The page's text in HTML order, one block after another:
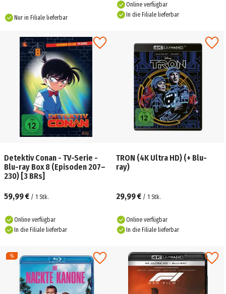
Nur in Filiale lieferbar
Online verfügbar
In die Filiale lieferbar
Detektiv Conan - TV-Serie -
Blu-ray Box 8 (Episoden 207–
230) [3 BRs]
59,99 € / 1 Stk.
Online verfügbar
In die Filiale lieferbar
TRON (4K Ultra HD) (+ Blu-
ray)
29,99 € / 1 Stk.
Online verfügbar
In die Filiale lieferbar